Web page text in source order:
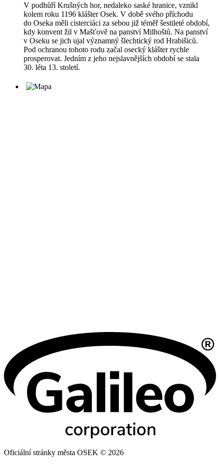
V podhůří Krušných hor, nedaleko saské hranice, vznikl
kolem roku 1196 klášter Osek. V době svého příchodu
do Oseka měli cisterciáci za sebou již téměř šestileté období,
kdy konvent žil v Mašťově na panství Milhoštů. Na panství
v Oseku se jich ujal významný šlechtický rod Hrabišiců.
Pod ochranou tohoto rodu začal osecký klášter rychle
prosperovat. Jedním z jeho nejslavnějších období se stala
30. léta 13. století.
Oficiální stránky města OSEK © 2026